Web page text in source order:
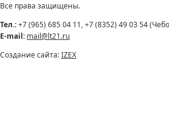
Все права защищены.
Тел.:+7 (965) 685 04 11, +7 (8352) 49 03 54
E-mail: mail@lt21.ru
Создание сайта:IZEX